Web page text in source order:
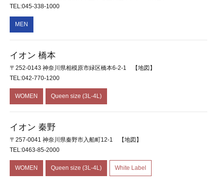
TEL:045-338-1000
MEN
イオン 橋本
〒252-0143 神奈川県相模原市緑区橋本6-2-1
【地図】
TEL:042-770-1200
WOMEN Queen size (3L-4L)
イオン 秦野
〒257-0041 神奈川県秦野市入船町12-1
【地図】
TEL:0463-85-2000
WOMEN Queen size (3L-4L) White Label